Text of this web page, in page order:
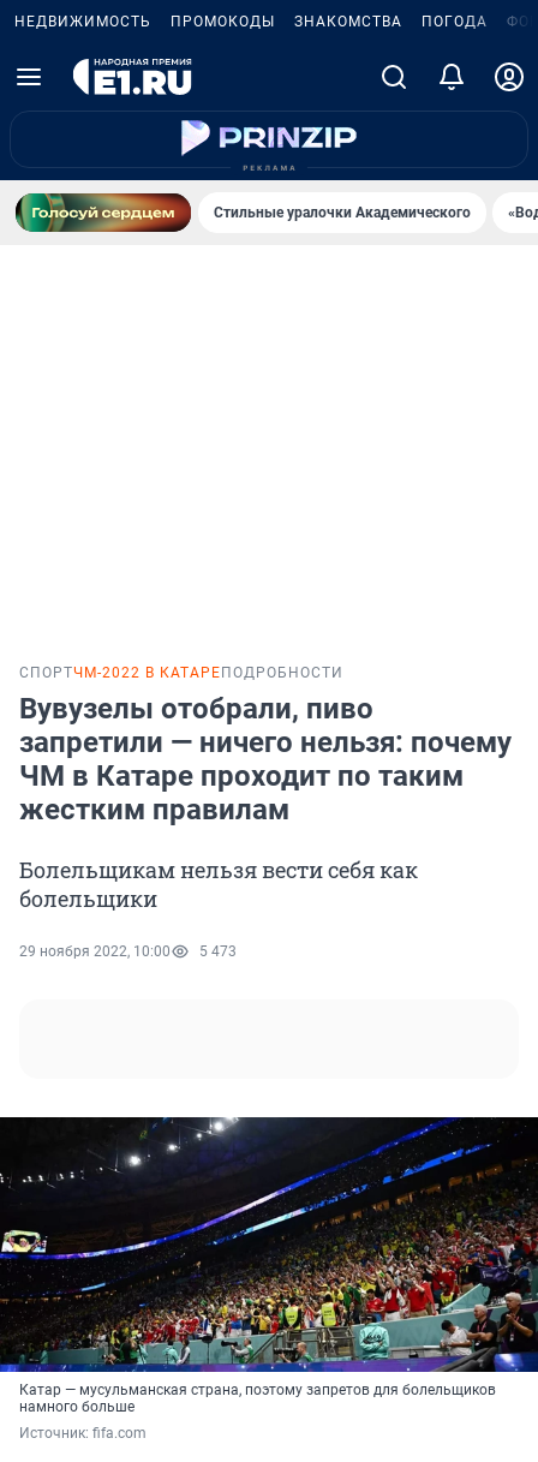
НЕДВИЖИМОСТЬ ПРОМОКОДЫ ЗНАКОМСТВА ПОГОДА
Стильные уралочки Академического
СПОРТЧМ-2022 В КАТАРЕ ПОДРОБНОСТИ
Вувузелы отобрали, пиво
запретили — ничего нельзя: почему
ЧМ в Катаре проходит по таким
жестким правилам
Болельщикам нельзя вести себя как
болельщики
29 ноября 2022, 10:00 5 473
Катар — мусульманская страна, поэтому запретов для болельщиков
намного больше
Источник: fifa.com